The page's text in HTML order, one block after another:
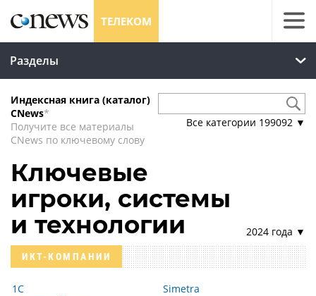
ТЕЛЕКОМ
Разделы
Индексная книга (каталог)
CNews*
Получите все материалы
CNews по ключевому слову
Все категории 199092 ▼
Ключевые
игроки, системы
и технологии
2024 года ▼
ИКТ-КОМПАНИИ
1С
Simetra